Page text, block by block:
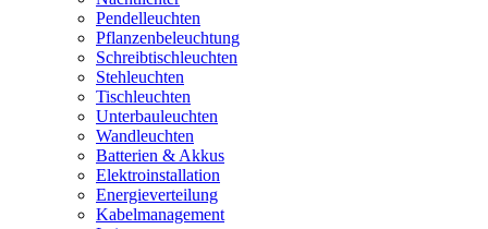
Pendelleuchten
Pflanzenbeleuchtung
Schreibtischleuchten
Stehleuchten
Tischleuchten
Unterbauleuchten
Wandleuchten
Batterien & Akkus
Elektroinstallation
Energieverteilung
Kabelmanagement